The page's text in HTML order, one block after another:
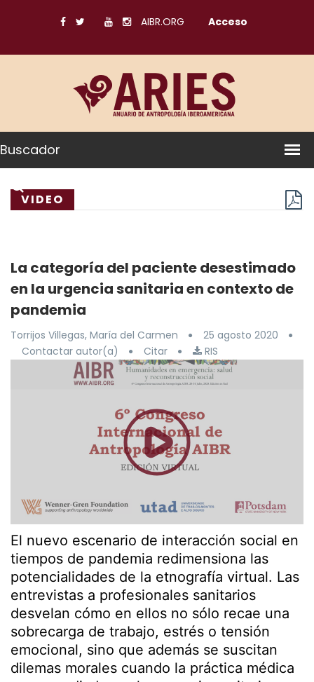
AIBR.ORG Acceso
Buscador
VIDEO
La categoría del paciente desestimado
en la urgencia sanitaria en contexto de
pandemia
Torrijos Villegas, María del Carmen
25 agosto 2020
Contactar autor(a)
Citar RIS
El nuevo escenario de interacción social en
tiempos de pandemia redimensiona las
potencialidades de la etnografía virtual. Las
entrevistas a profesionales sanitarios
desvelan cómo en ellos no sólo recae una
sobrecarga de trabajo, estrés o tensión
emocional, sino que además se suscitan
dilemas morales cuando la práctica médica